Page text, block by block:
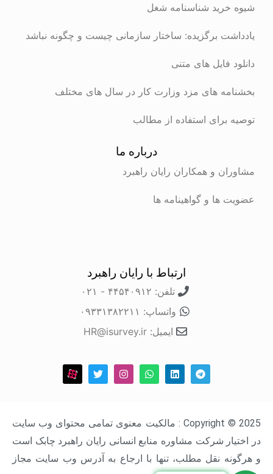
شیوه خرید شناسنامه شغل
یادداشت برگزیده: ساختار سازمانی چیست و چگونه نباشد
دانلود فایل های متنی
بخشنامه های مزد وزارت کار در سال های مختلف
توصیه برای استفاده از مطالب
درباره ما
مشاوران و همکاران رایان راهبرد
عضویت ها و گواهینامه ها
ارتباط با رایان راهبرد
تلفن: ۴۴۵۴۰۹۱۲ - ۰۲۱
واتساپ: ۰۹۳۳۱۳۸۲۲۱۱
ایمیل: HR@isurvey.ir
Copyright © 2025 : مالکیت معنوی تمامی محتوای وب سایت
در اختیار شرکت مشاوره منابع انسانی رایان راهبرد چابک است
و هرگونه نقل مطلب، تنها با ارجاع به آدرس وب سایت مجاز